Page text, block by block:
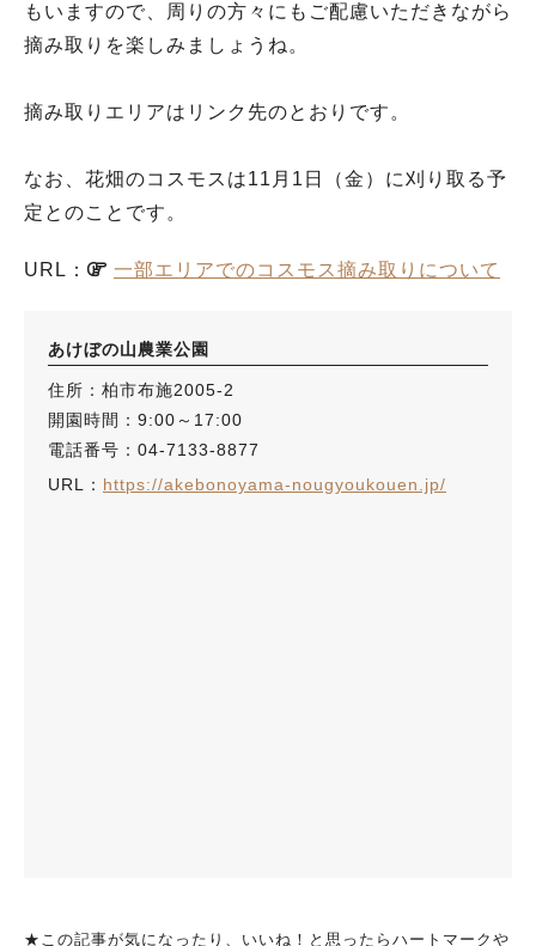
もいますので、周りの方々にもご配慮いただきながら
摘み取りを楽しみましょうね。
摘み取りエリアはリンク先のとおりです。
なお、花畑のコスモスは11月1日（金）に刈り取る予
定とのことです。
URL： 一部エリアでのコスモス摘み取りについて
あけぼの山農業公園
住所：柏市布施2005-2
開園時間：9:00～17:00
電話番号：04-7133-8877
URL： https://akebonoyama-nougyoukouen.jp/
★この記事が気になったり、いいね！と思ったらハートマークや